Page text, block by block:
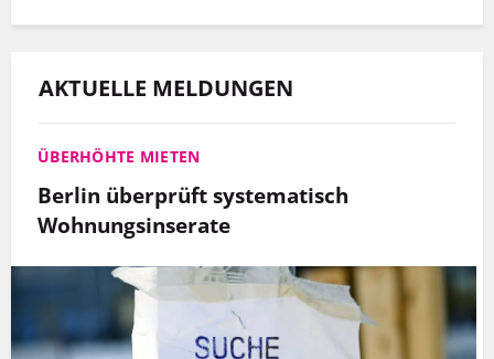
AKTUELLE MELDUNGEN
ÜBERHÖHTE MIETEN
Berlin überprüft systematisch
Wohnungsinserate